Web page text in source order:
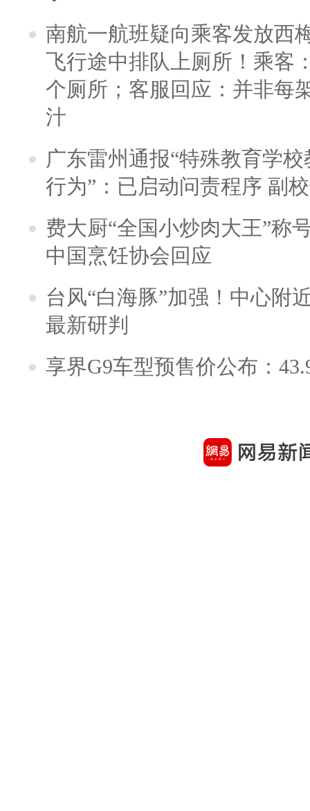
南航一航班疑向乘客发放西
飞行途中排队上厕所！乘客
个厕所；客服回应：并非每
汁
广东雷州通报“特殊教育学
行为”：已启动问责程序 副
费大厨“全国小炒肉大王”称
中国烹饪协会回应
台风“白海豚”加强！中心附
最新研判
享界G9车型预售价公布：